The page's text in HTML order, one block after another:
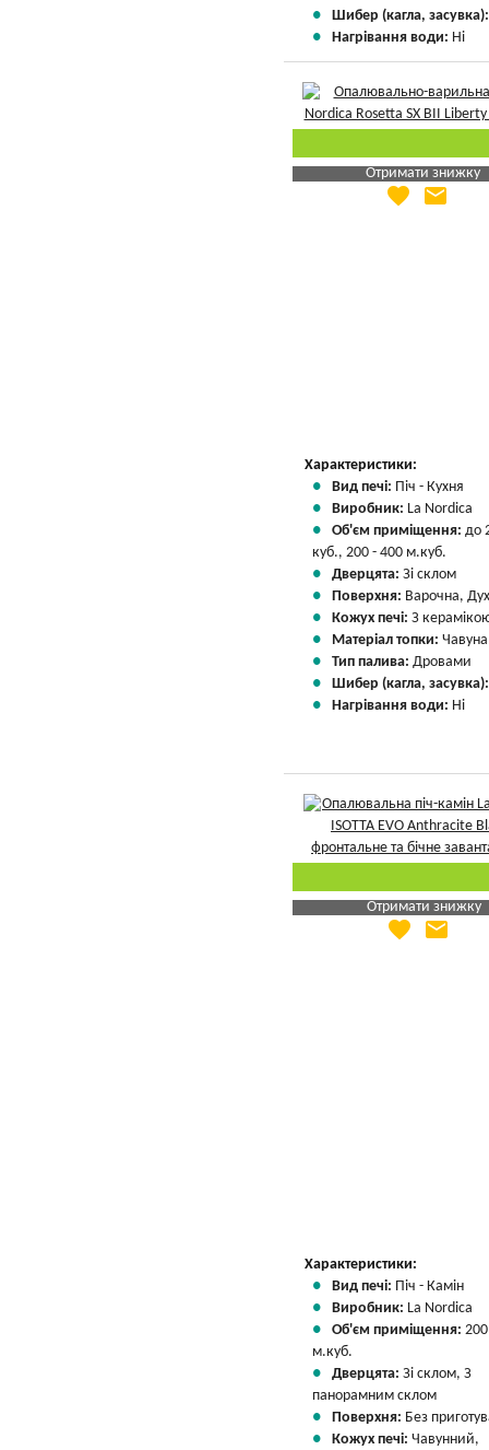
Шибер (кагла,
Нагрівання води: Ні
Отримати знижку
Яка Ваша ціна
favorite email
Характеристики:
Вид печі: Піч - Кухня
Виробник: La Nordica
Об'єм приміщення: до
куб., 200 - 400 м.куб.
Дверцята: Зі склом
Поверхня: Варочна,
Кожух печі: З
Матеріал топки: Чавуна
Тип палива: Дровами
Шибер (кагла,
Нагрівання води: Ні
Отримати знижку
Яка Ваша ціна
favorite email
Характеристики:
Вид печі: Піч - Камін
Виробник: La Nordica
Об'єм приміщення:
м.куб.
Дверцята: Зі склом, З
панорамним склом
Поверхня: Без
Кожух печі: Чавунний,